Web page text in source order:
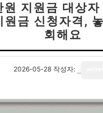
지원금 대상자
원금 신청자격,
회해요
2026-05-28 작성자: